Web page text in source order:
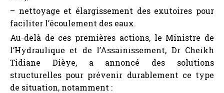
– nettoyage et élargissement des exutoires pour
faciliter l’écoulement des eaux.
Au-delà de ces premières actions, le Ministre de
l’Hydraulique et de l’Assainissement, Dr Cheikh
Tidiane Dièye, a annoncé des solutions
structurelles pour prévenir durablement ce type
de situation, notamment :